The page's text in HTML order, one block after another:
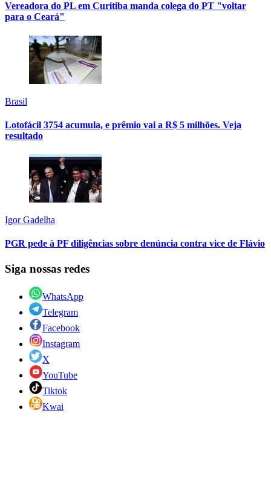
Vereadora do PL em Curitiba manda colega do PT "voltar
para o Ceará"
Brasil
Lotofácil 3754 acumula, e prêmio vai a R$ 5 milhões. Veja
resultado
Igor Gadelha
PGR pede à PF diligências sobre denúncia contra vice de Flávio
Siga nossas redes
WhatsApp
Telegram
Facebook
Instagram
X
YouTube
Tiktok
Kwai